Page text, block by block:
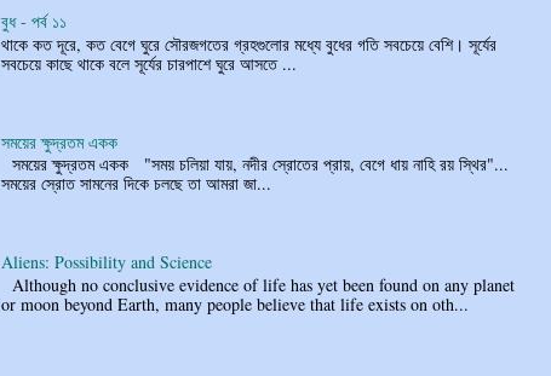
বুধ - পর্ব ১১
থাকে কত দূরে, কত বেগে ঘুরে সৌরজগতের গ্রহগুলোর মধ্যে বুধের গতি সবচেয়ে বেশি। সূর্যের
সবচেয়ে কাছে থাকে বলে সূর্যের চারপাশে ঘুরে আসতে ...
সময়ের ক্ষুদ্রতম একক
সময়ের ক্ষুদ্রতম একক "সময় চলিয়া যায়, নদীর স্রোতের প্রায়, বেগে ধায় নাহি রয় স্থির"...
সময়ের স্রোত সামনের দিকে চলছে তা আমরা জা...
Aliens: Possibility and Science
Although no conclusive evidence of life has yet been found on any planet
or moon beyond Earth, many people believe that life exists on oth...